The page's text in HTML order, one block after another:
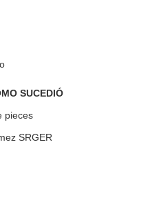
SUCEDIÓ
pieces
SRGER